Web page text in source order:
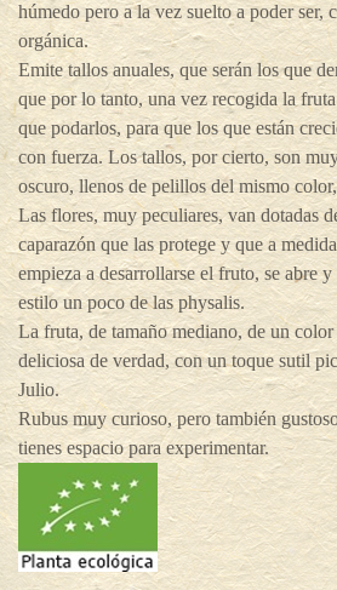
húmedo pero a la vez suelto a poder ser,
orgánica.
Emite tallos anuales, que serán los que
que por lo tanto, una vez recogida la
que podarlos, para que los que están
con fuerza. Los tallos, por cierto, son
oscuro, llenos de pelillos del mismo
Las flores, muy peculiares, van dotadas
caparazón que las protege y que a
empieza a desarrollarse el fruto, se abre y
estilo un poco de las physalis.
La fruta, de tamaño mediano, de un
deliciosa de verdad, con un toque sutil
Julio.
Rubus muy curioso, pero también
tienes espacio para experimentar.